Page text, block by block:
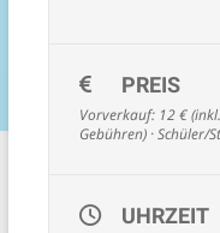
PREIS
Vorverkauf: 12 €
Gebühren) · Schüler/
UHRZEIT